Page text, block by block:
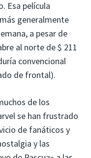
Esa película
generalmente
a pesar de
al norte de $ 211
convencional
de frontal).
de los
se han frustrado
de fanáticos y
y las